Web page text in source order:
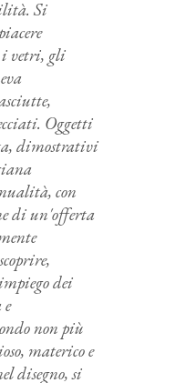
Si
i vetri, gli
Oggetti
dimostrativi
con
di un'offerta
dei
non più
materico e
disegno, si